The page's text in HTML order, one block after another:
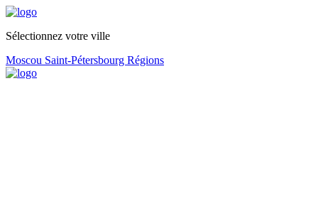
Sélectionnez votre ville
Moscou Saint-Pétersbourg Régions